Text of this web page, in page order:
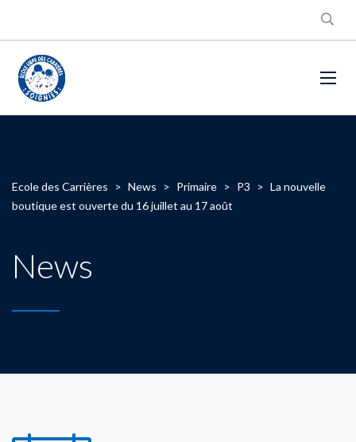
Ecole des Carrières > News > Primaire > P3 > La nouvelle
boutique est ouverte du 16 juillet au 17 août
News